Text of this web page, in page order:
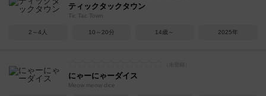
ティックタックタウン
Tic Tac Town
2～4人 10～20分 14歳～ 2025年
にゃーにゃーダイス
Meow meow dice